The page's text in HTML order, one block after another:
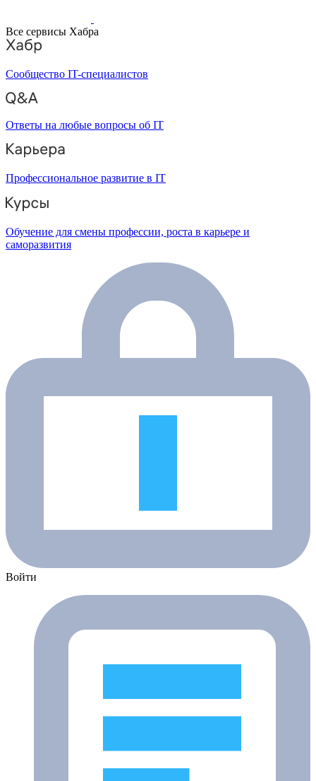
Все сервисы Хабра
Сообщество IT-специалистов
Ответы на любые вопросы об IT
Профессиональное развитие в IT
Обучение для смены профессии, роста в карьере и
саморазвития
Войти